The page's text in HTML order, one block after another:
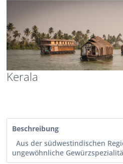
Kerala
Beschreibung
Aus der südwestindischen
ungewöhnliche